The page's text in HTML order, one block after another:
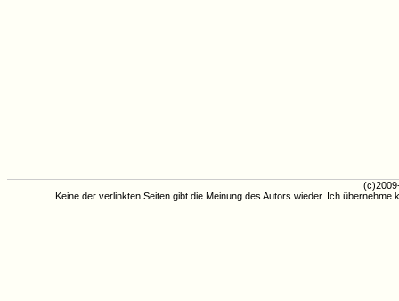
Keine der verlinkten Seiten gibt die Meinung des Autors wieder. Ich